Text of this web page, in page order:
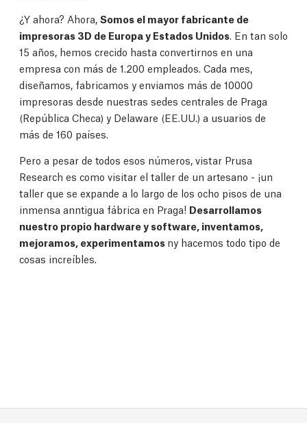
¿Y ahora? Ahora, Somos el mayor fabricante de
impresoras 3D de Europa y Estados Unidos . En tan solo
15 años, hemos crecido hasta convertirnos en una
empresa con más de 1.200 empleados. Cada mes,
diseñamos, fabricamos y enviamos más de 10000
impresoras desde nuestras sedes centrales de Praga
(República Checa) y Delaware (EE.UU.) a usuarios de
más de 160 países.
Pero a pesar de todos esos números, vistar Prusa
Research es como visitar el taller de un artesano - ¡un
taller que se expande a lo largo de los ocho pisos de una
inmensa anntigua fábrica en Praga! Desarrollamos
nuestro propio hardware y software, inventamos,
mejoramos, experimentamos ny hacemos todo tipo de
cosas increíbles.